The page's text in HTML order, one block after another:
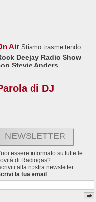
Air Stiamo trasmettendo:
Deejay Radio Show
Stevie Anders
di DJ
NEWSLETTER
essere informato su tutte le
di Radiogas?
alla nostra newsletter
la tua email